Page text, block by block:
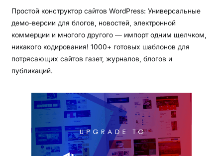
Простой конструктор сайтов WordPress: Универсальные
демо-версии для блогов, новостей, электронной
коммерции и многого другого — импорт одним щелчком,
никакого кодирования! 1000+ готовых шаблонов для
потрясающих сайтов газет, журналов, блогов и
публикаций.